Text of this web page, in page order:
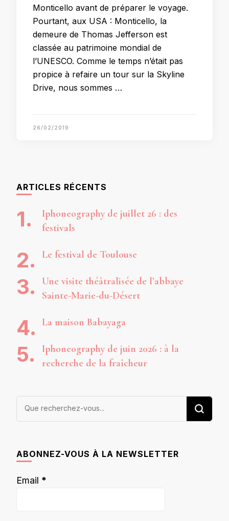
Monticello avant de préparer le voyage.
Pourtant, aux USA : Monticello, la
demeure de Thomas Jefferson est
classée au patrimoine mondial de
l’UNESCO. Comme le temps n’était pas
propice à refaire un tour sur la Skyline
Drive, nous sommes …
26/02/2019
ARTICLES RÉCENTS
Iphoneography de juillet 26 : des
festivals
Le festival de Toulouse
Une visite théâtralisée de l’abbaye
Sainte-Marie-du-Désert
La maison Babayaga
Iphoneography de juin 2026 : à la
recherche de la fraîcheur
Vous
ABONNEZ-VOUS À LA NEWSLETTER
Email *